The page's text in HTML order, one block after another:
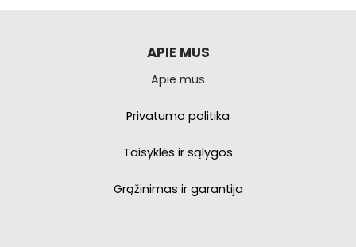
APIE MUS
Apie mus
Privatumo politika
Taisyklės ir sąlygos
Grąžinimas ir garantija